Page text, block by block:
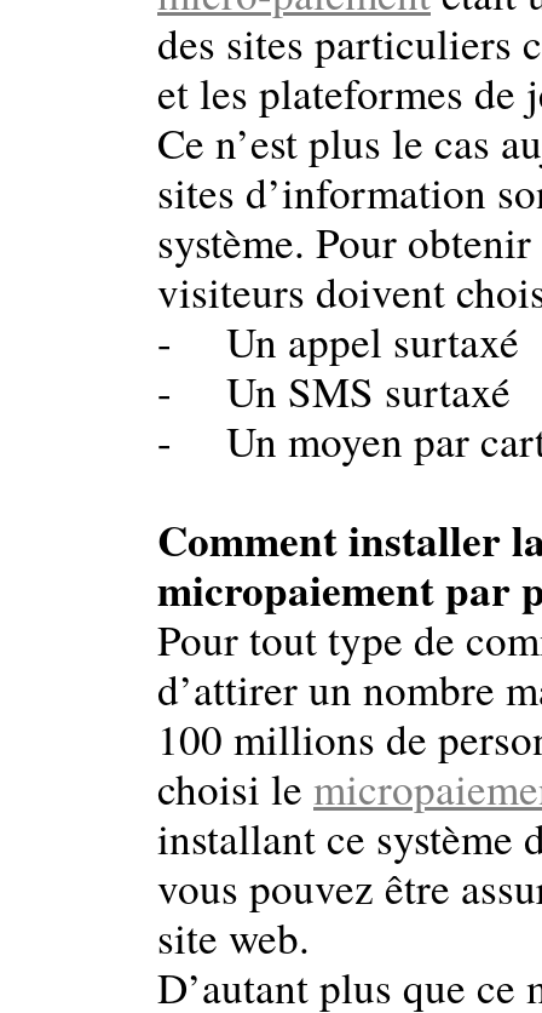
des sites particuliers
et les plateformes
Ce n’est plus le cas
sites d’information
système. Pour
visiteurs doivent
- Un appel surtaxé
- Un SMS surtaxé
- Un moyen par
Comment installer
micropaiement par
Pour tout type de
d’attirer un nombre
100 millions de
choisi le
installant ce système
vous pouvez être
site web.
D’autant plus que ce